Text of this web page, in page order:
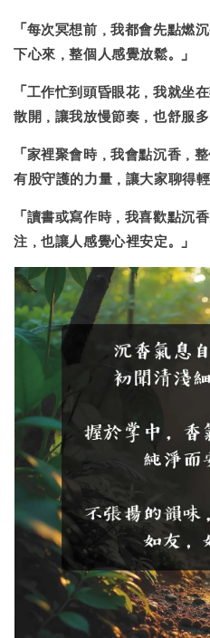
「每次冥想前，我都會先點燃沉
下心來 ，整個人感覺放鬆。」
「工作忙到頭昏眼花，我就坐
散開，讓我放慢節奏 ，也舒服多
「家裡聚會時，我會點沉香，
有股守護的力量 ，讓大家聊得
「讀書或寫作時，我喜歡點沉
注，也讓人感覺心裡安定。
」